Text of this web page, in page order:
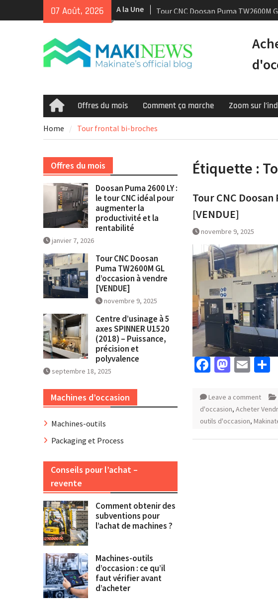
07 Août, 2026 A la Une
Tour CNC Doosan Puma TW2600M
d’occasion à vendre [VENDUE]
d’occasion récents équipés du
Smooth et de la technologie
multitâche
idéal pour augmenter la
et la rentabilité
HomeOffres du mois Comment ça marche Zoom sur
Home Tour frontal bi-broches
Étiquette :
Tour CNC Doosan
[VENDUE]
novembre 9, 2025
Facebook
Email
Leave a comment
d'occasion, Acheter
outils d'occasion,
Offres du mois
Doosan Puma 2600 LY :
le tour CNC idéal pour
augmenter la
productivité et la
rentabilité
janvier 7, 2026
Tour CNC Doosan
Puma TW2600M GL
d’occasion à vendre
[VENDUE]
novembre 9, 2025
Centre d’usinage à 5
axes SPINNER U1520
(2018) – Puissance,
précision et
polyvalence
septembre 18, 2025
Machines d’occasion
Machines-outils
Packaging et Process
Conseils pour l’achat –
revente
Comment obtenir des
subventions pour
l’achat de machines ?
Machines-outils
d’occasion : ce qu’il
faut vérifier avant
d’acheter